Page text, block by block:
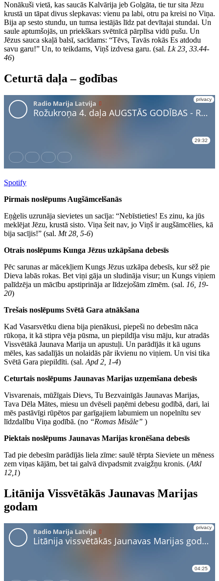
Nonākuši vietā, kas saucās Kalvārija jeb Golgāta, tie tur sita Jēzu
krustā un tāpat divus slepkavas: vienu pa labi, otru pa kreisi no Viņa.
Bija ap sesto stundu, un tumsa iestājās līdz pat devītajai stundai. Un
saule aptumšojās, un priekškars svētnīcā pārplīsa vidū pušu. Un
Jēzus sauca skaļā balsī, sacīdams: “Tēvs, Tavās rokās Es atdodu
savu garu!” Un, to teikdams, Viņš izdvesa garu. (sal. Lk 23, 33.44-
46)
Ceturtā daļa – godības
Spotify
Pirmais noslēpums Augšāmcelšanās
Eņģelis uzrunāja sievietes un sacīja: “Nebīstieties! Es zinu, ka jūs
meklējat Jēzu, krustā sisto. Viņa šeit nav, jo Viņš ir augšāmcēlies, kā
bija sacījis!” (sal. Mt 28, 5-6)
Otrais noslēpums Kunga Jēzus uzkāpšana debesīs
Pēc sarunas ar mācekļiem Kungs Jēzus uzkāpa debesīs, kur sēž pie
Dieva labās rokas. Bet viņi gāja un sludināja visur; un Kungs viņiem
palīdzēja un mācību apstiprināja ar līdzejošām zīmēm. (sal. 16, 19-
20)
Trešais noslēpums Svētā Gara atnākšana
Kad Vasarsvētku diena bija pienākusi, piepeši no debesīm nāca
rūkoņa, it kā stipra vēja pūsma, un piepildīja visu māju, kur atradās
Vissvētākā Jaunava Marija un apustuļi. Un parādījās it kā uguns
mēles, kas sadalījās un nolaidās pār ikvienu no viņiem. Un visi tika
Svētā Gara piepildīti. (sal. Apd 2, 1-4)
Ceturtais noslēpums Jaunavas Marijas uzņemšana debesīs
Visvarenais, mūžīgais Dievs, Tu Bezvainīgās Jaunavas Marijas,
Tava Dēla Mātes, miesu un dvēseli paņēmi debesu godībā, dari, lai
mēs pastāvīgi rūpētos par garīgajiem labumiem un nopelnītu sev
līdzdalību Viņa godībā. (no “Romas Misāle” )
Piektais noslēpums Jaunavas Marijas kronēšana debesīs
Tad pie debesīm parādījās liela zīme: saulē tērpta Sieviete un mēness
zem viņas kājām, bet tai galvā divpadsmit zvaigžņu kronis. (Atkl
12,1)
Litānija Vissvētākās Jaunavas Marijas
godam